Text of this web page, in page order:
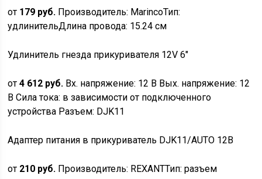
от 179 руб. Производитель: MarincoТип:
удлинительДлина провода: 15.24 см
Удлинитель гнезда прикуривателя 12V 6″
от4 612 руб. Вх. напряжение: 12 В Вых. напряжение: 12
В Сила тока: в зависимости от подключенного
устройства Разъем: DJK11
Адаптер питания в прикуриватель DJK11/AUTO 12В
от 210 руб. Производитель: REXANTТип: разъем